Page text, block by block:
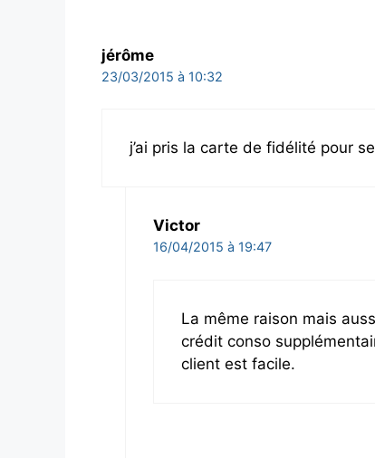
jérôme
23/03/2015 à 10:32
j’ai pris la carte de fidélité pour
Victor
16/04/2015 à 19:47
La même raison mais
crédit conso
client est facile.